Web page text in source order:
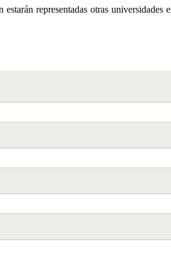
representadas otras universidades